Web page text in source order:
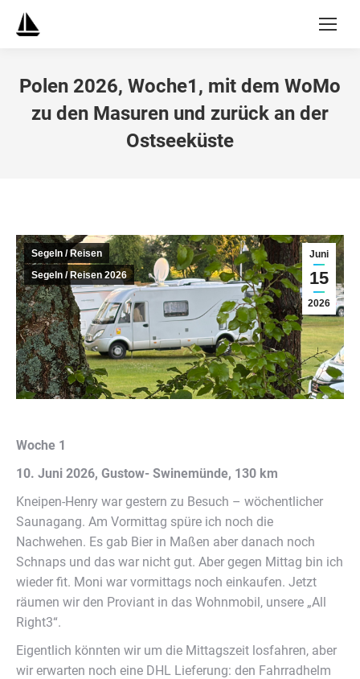
Polen 2026, Woche1, mit dem WoMo
zu den Masuren und zurück an der
Ostseeküste
Juni
15
2026
Segeln / Reisen
Segeln / Reisen 2026
Woche 1
10. Juni 2026, Gustow- Swinemünde, 130 km
Kneipen-Henry war gestern zu Besuch – wöchentlicher
Saunagang. Am Vormittag spüre ich noch die
Nachwehen. Es gab Bier in Maßen aber danach noch
Schnaps und das war nicht gut. Aber gegen Mittag bin ich
wieder fit. Moni war vormittags noch einkaufen. Jetzt
räumen wir den Proviant in das Wohnmobil, unsere „All
Right3“.
Eigentlich könnten wir um die Mittagszeit losfahren, aber
wir erwarten noch eine DHL Lieferung: den Fahrradhelm